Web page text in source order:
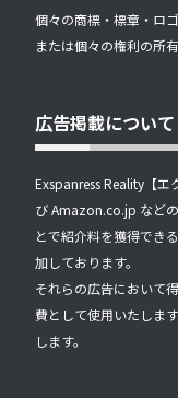
個々の商標・標章・ロ
または個々の権利の所
広告掲載について
Exspanress Reality【エ
び Amazon.co.jp など
とで紹介料を獲得でき
加しております。
それらの広告において
費として使用いたしま
します。